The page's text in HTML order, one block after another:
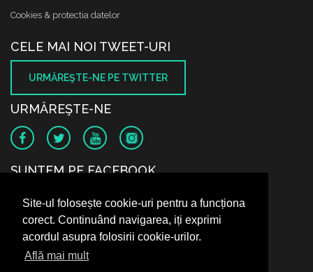
Site-ul folosește cookie-uri pentru a funcționa
corect. Continuând navigarea, iți exprimi
acordul asupra folosirii cookie-urilor.
Află mai mult
Cookies & protectia datelor
CELE MAI NOI TWEET-URI
URMĂREŞTE-NE PE TWITTER
URMĂREŞTE-NE
SUNTEM PE FACEBOOK